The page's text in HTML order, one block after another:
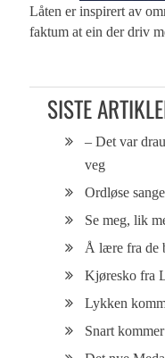
Låten er inspirert av
faktum at ein der driv
SISTE
– Det var
veg
Ordløse
Se meg, lik
Å lære fra de
Kjøresko fra
Lykken
Snart